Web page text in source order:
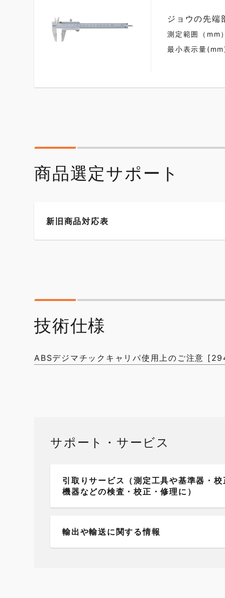
ジョウの先端
測定範囲（
最小表示量
商品選定サポート
新旧商品対応表
技術仕様
ABSデジマチックキャリパ使用上のご注意
サポート・サービス
引取りサービス（測定工具や基準器・校
機器などの検査・校正・修理に）
輸出や輸送に関する情報